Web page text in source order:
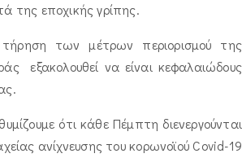
της εποχικής γρίπης.
των μέτρων περιορισμού της
εξακολουθεί να είναι κεφαλαιώδους
ότι κάθε Πέμπτη διενεργούνται
ανίχνευσης του κορωνοϊού Covid-19